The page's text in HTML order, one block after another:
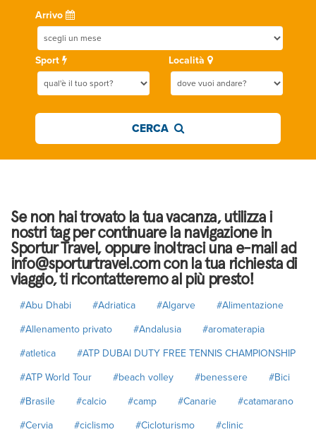
Arrivo
Sport Località
CERCA
Se non hai trovato la tua vacanza, utilizza i
nostri tag per continuare la navigazione in
Sportur Travel, oppure inoltraci una e-mail ad
info@sporturtravel.com con la tua richiesta di
viaggio, ti ricontatteremo al più presto!
#Abu Dhabi #Adriatica #Algarve
#Alimentazione
#Allenamento privato
#Andalusia
#aromaterapia
#atletica
#ATP DUBAI DUTY FREE TENNIS CHAMPIONSHIP
#ATP World Tour
#beach volley #benessere
#Bici
#Brasile
#calcio #camp #Canarie
#catamarano
#Cervia
#ciclismo #Cicloturismo
#clinic